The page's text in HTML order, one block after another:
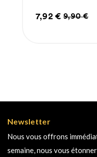
Prix
7,92 €
Prix
9,90 €
Newsletter
Nous vous offrons
semaine, nous vous